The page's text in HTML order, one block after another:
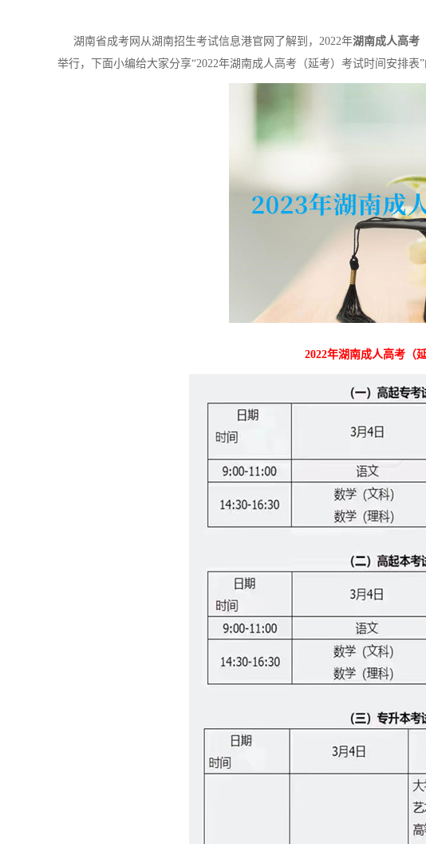
湖南省成考网从湖南招生考试信息港官网了解到，2022年湖南成人高考
举行，下面小编给大家分享“2022年湖南成人高考（延考）考试时间安排表
2022年湖南成人高考（
招